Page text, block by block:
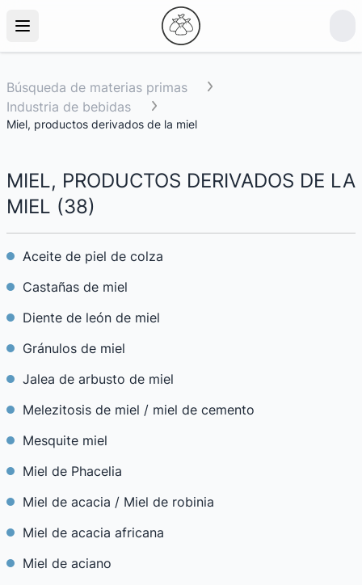
Búsqueda de materias primas
Industria de bebidas
Miel, productos derivados de la miel
MIEL, PRODUCTOS DERIVADOS DE LA
MIEL (38)
Aceite de piel de colza
Castañas de miel
Diente de león de miel
Gránulos de miel
Jalea de arbusto de miel
Melezitosis de miel / miel de cemento
Mesquite miel
Miel de Phacelia
Miel de acacia / Miel de robinia
Miel de acacia africana
Miel de aciano